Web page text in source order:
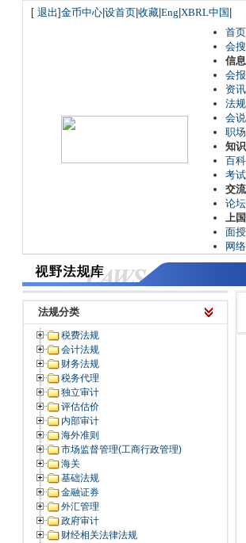
[ 退出]金币中心 设首页 收藏 Eng XBRL中国
首页
会搜
信息
会报
资讯
法规
会说
职场
知识
百科
考试
交流
论坛
上
面
网
法规分类
税费法规
会计法规
财务法规
税务代理
独立审计
评估估价
内部审计
海外准则
市场监督管理(工商行政管理)
海关
基础法规
金融证券
外汇管理
政府审计
财经相关法律法规